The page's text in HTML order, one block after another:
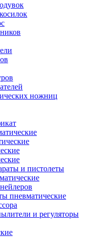
ножниц
и пистолеты
пневматические
и регуляторы